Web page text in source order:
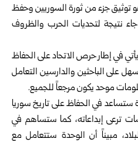
توثيق جزء من ثورة السوريين وحفظ
جاء نتيجة لتحديات الحرب والظروف
في إطار حرص الاتحاد على الحفاظ
على الباحثين والدارسين التعامل
موحد يكون مرجعاً للجميع.
ستساعد في الحفاظ على تاريخ سوريا
ترعى إبداعاته، كما ستساهم في
مبيناً أن الوحدة ستتعامل مع